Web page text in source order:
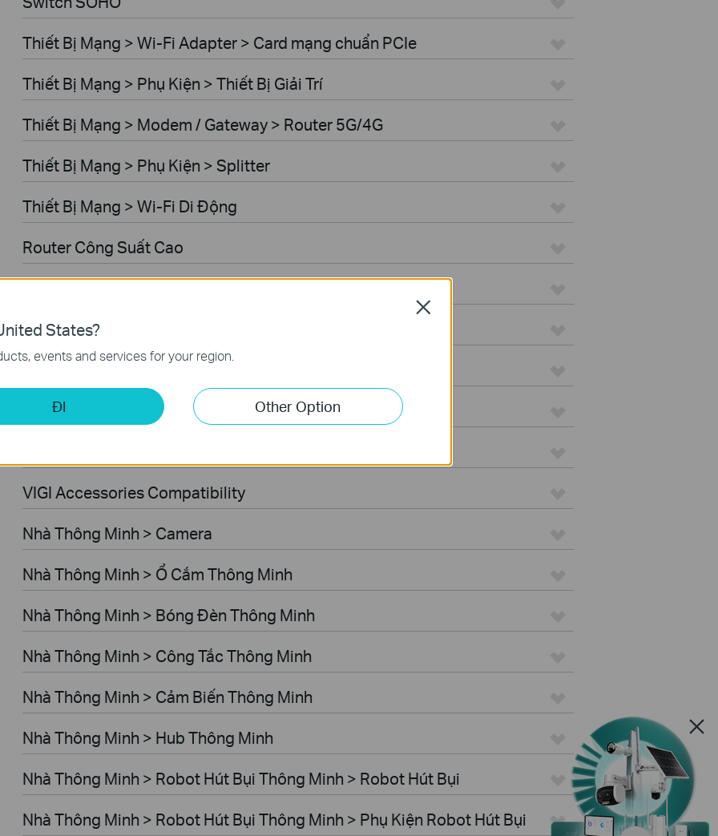
Thiết Bị Mạng > Wi-Fi Adapter > Card mạng chuẩn PCIe
Thiết Bị Mạng > Phụ Kiện > Thiết Bị Giải Trí
Thiết Bị Mạng > Modem / Gateway > Router 5G/4G
Thiết Bị Mạng > Phụ Kiện > Splitter
Thiết Bị Mạng > Wi-Fi Di Động
Router Công Suất Cao
Ăng Ten
Wireless USB Adapters
Thiết Bị Mạng > Wi-Fi Adapter > USB Ethernet Adapter
VIGI Accessories Compatibility
Nhà Thông Minh > Camera
Nhà Thông Minh > Ổ Cắm Thông Minh
Nhà Thông Minh > Bóng Đèn Thông Minh
Nhà Thông Minh > Công Tắc Thông Minh
Nhà Thông Minh > Cảm Biến Thông Minh
Nhà Thông Minh > Hub Thông Minh
Nhà Thông Minh > Robot Hút Bụi Thông Minh > Robot Hút Bụi
Nhà Thông Minh > Robot Hút Bụi Thông Minh > Phụ Kiện Robot Hút Bụi
States?
events and services for your region.
ĐI Other Option
Close